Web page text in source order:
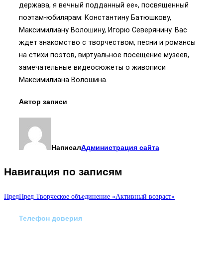
держава, я вечный подданный ее», посвященный
поэтам-юбилярам: Константину Батюшкову,
Максимилиану Волошину, Игорю Северянину. Вас
ждет знакомство с творчеством, песни и романсы
на стихи поэтов, виртуальное посещение музеев,
замечательные видеосюжеты о живописи
Максимилиана Волошина.
Автор записи
НаписалАдминистрация сайта
Навигация по записям
ПредПред Творческое объединение «Активный возраст»
Телефон доверия